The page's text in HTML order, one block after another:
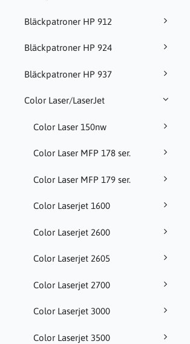
Bläckpatroner HP 912
Bläckpatroner HP 924
Bläckpatroner HP 937
Color Laser/LaserJet
Color Laser 150nw
Color Laser MFP 178 ser.
Color Laser MFP 179 ser.
Color Laserjet 1600
Color Laserjet 2600
Color Laserjet 2605
Color Laserjet 2700
Color Laserjet 3000
Color Laserjet 3500